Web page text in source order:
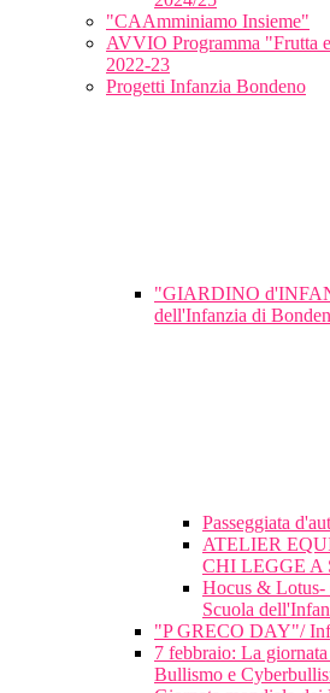
"CAAmminiamo Insieme"
AVVIO Programma "Frutta
2022-23
Progetti Infanzia Bondeno
"GIARDINO
dell'Infanzia di
Passeggiata
ATELIER
CHI LEGGE A
Hocus & Lotus-
Scuola
"P GRECO DAY"/
7 febbraio: La
Bullismo e